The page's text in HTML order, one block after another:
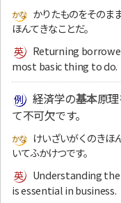
かりたものをそのま
ほんてきなことだ。
Returning
most basic thing to do.
経済学の基本原
て不可欠です。
けいざいがくのきほ
いてふかけつです。
Understanding
is essential in business.